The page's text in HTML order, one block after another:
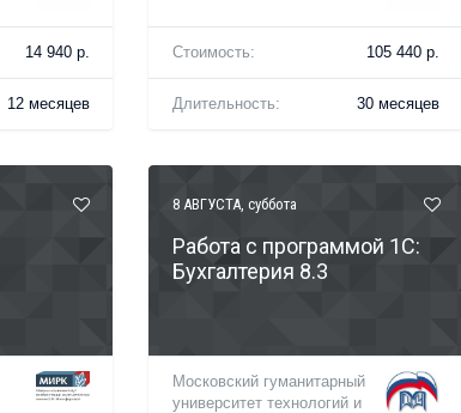
14 940 р.
12 месяцев
Стоимость: 105 440 р.
Длительность: 30 месяцев
8 АВГУСТА, суббота
Работа с программой 1С:
Бухгалтерия 8.3
Московский гуманитарный
университет технологий и